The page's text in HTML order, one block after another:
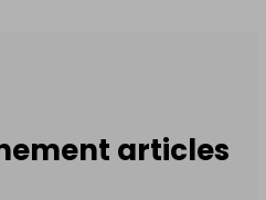
articles